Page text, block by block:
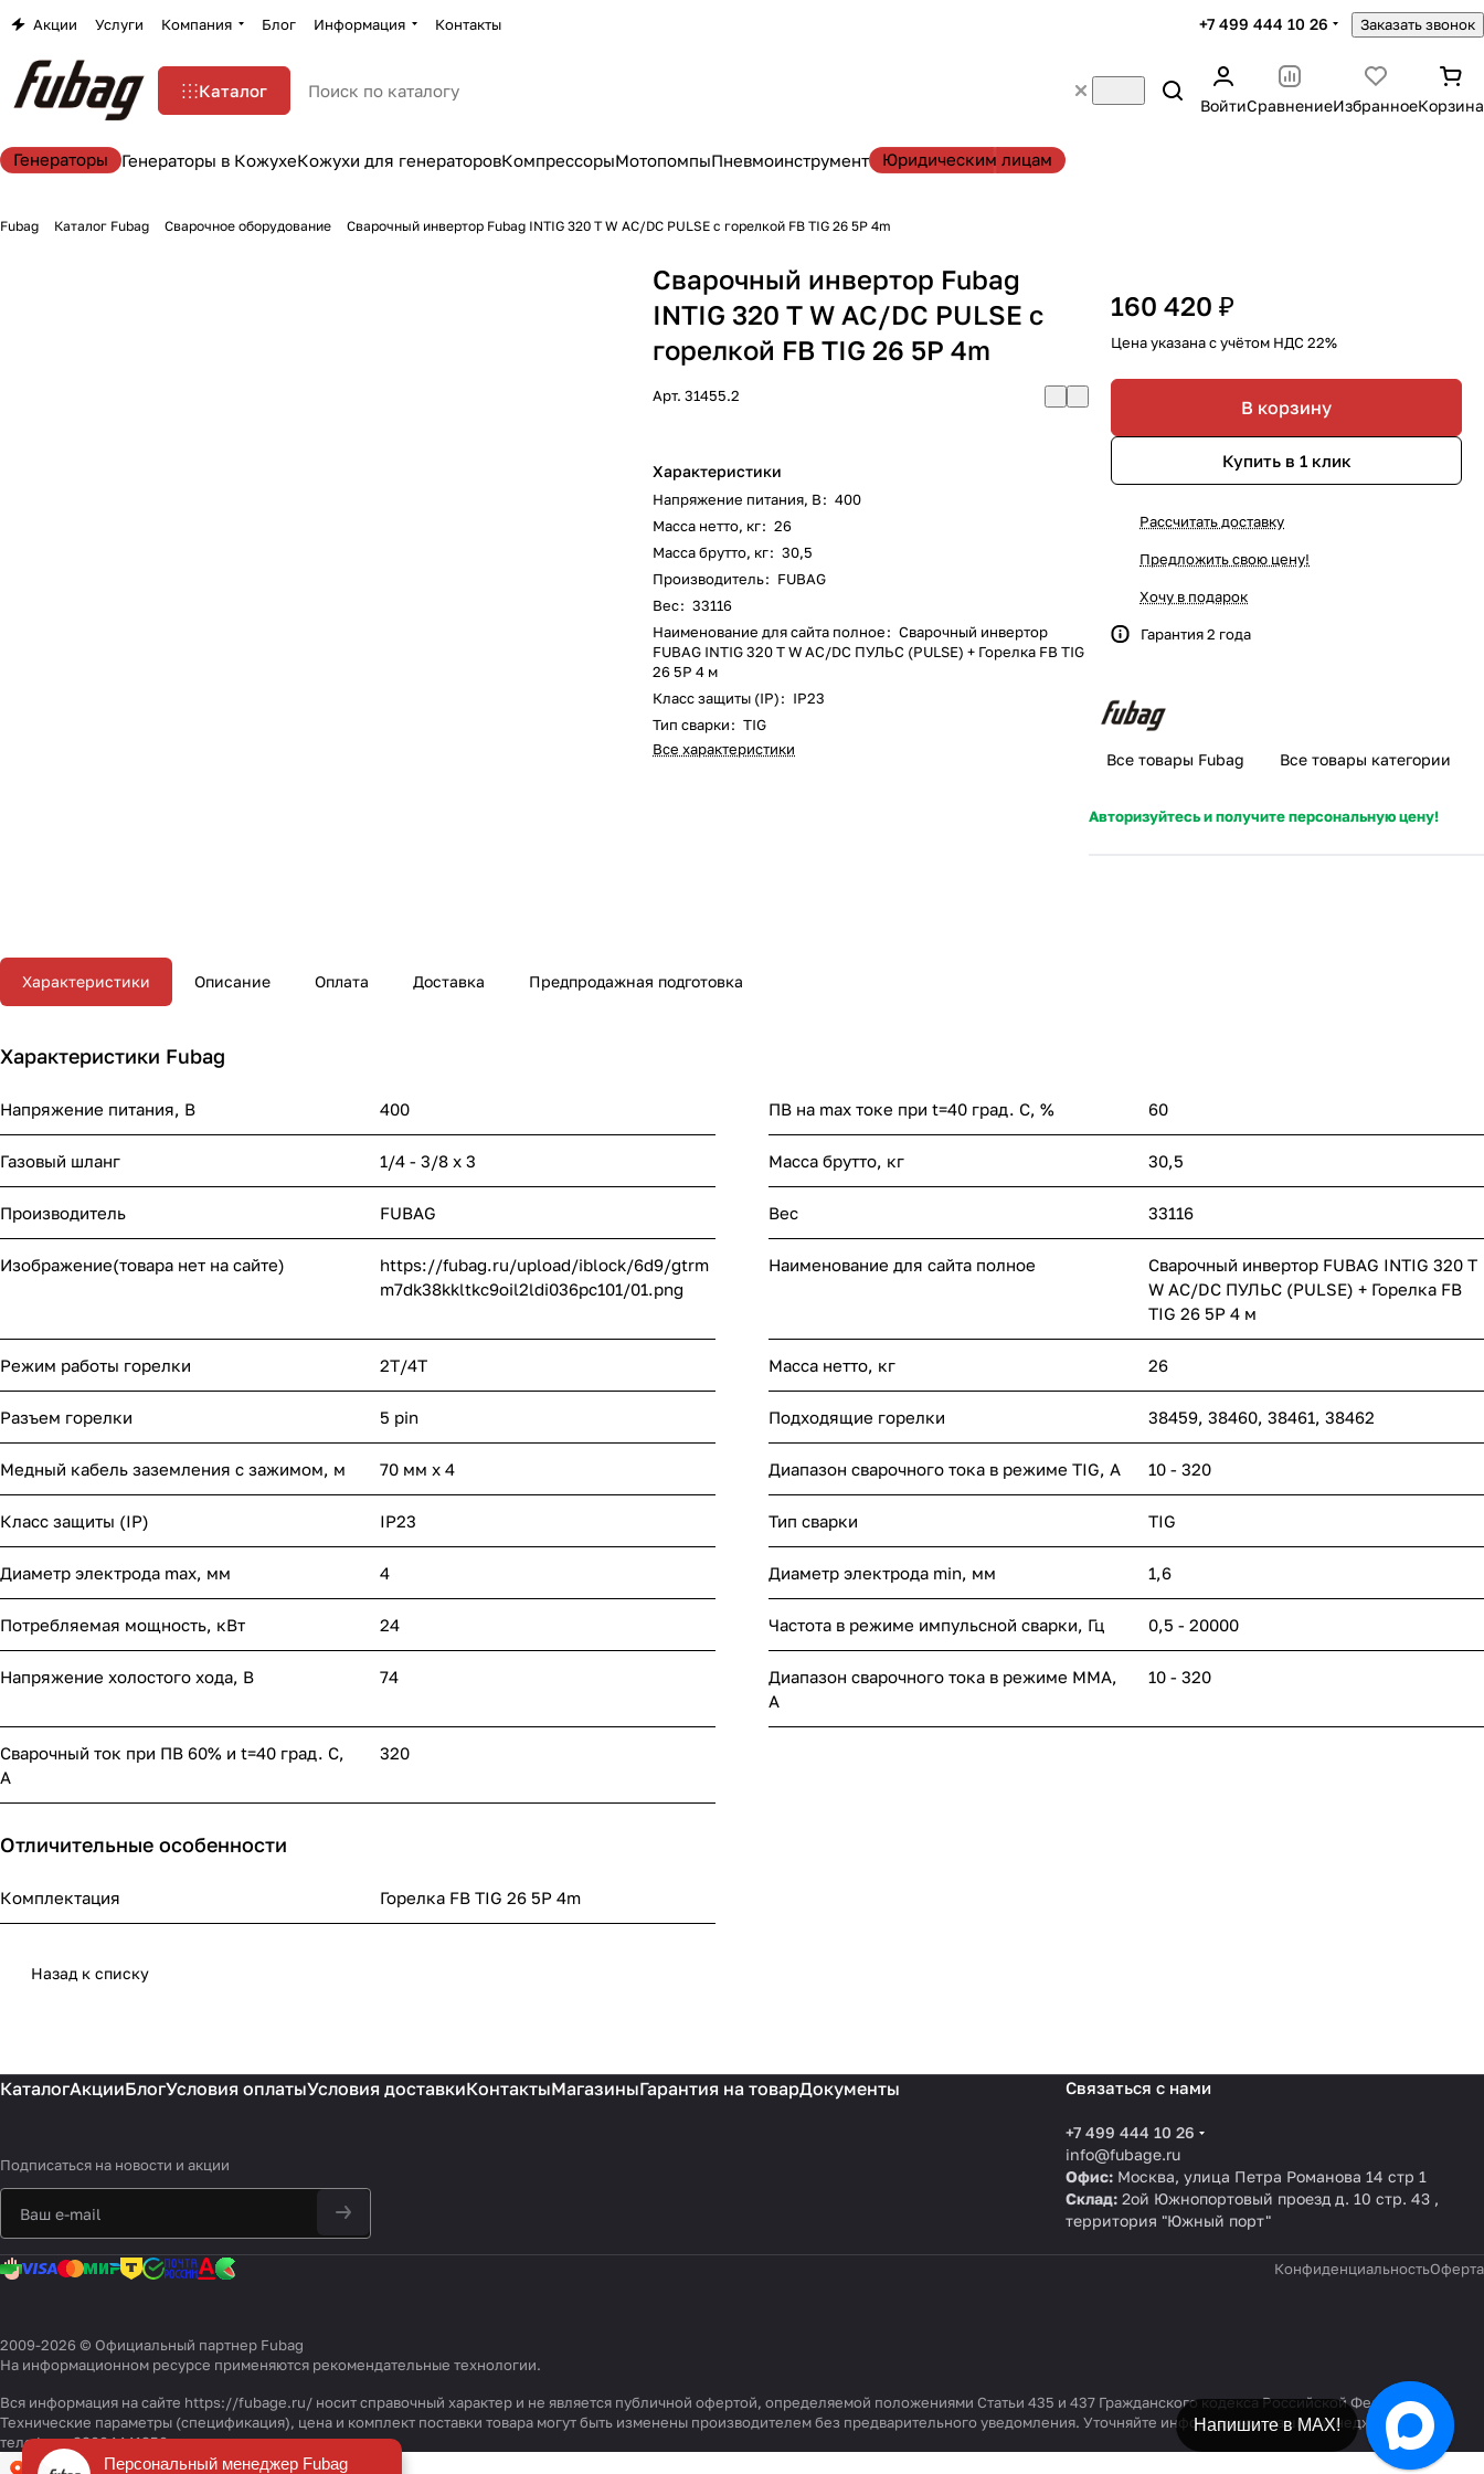
Акции Услуги Компания Блог Информация Контакты +7 499 444 10 26 Заказать звонок
Каталог
ВойтиСравнениеИзбранноеКорзина
Генераторы Генераторы в КожухеКожухи для генераторовКомпрессорыМотопомпыПневмоинструмент Юридическим лицам
Fubag Каталог Fubag Сварочное оборудование Сварочный инвертор Fubag INTIG 320 T W AC/DC PULSE с горелкой FB TIG 26 5P 4m
Сварочный инвертор Fubag
INTIG 320 T W AC/DC PULSE с
горелкой FB TIG 26 5P 4m
Арт.31455.2
Характеристики
Напряжение питания, В: 400
Масса нетто, кг: 26
Масса брутто, кг: 30,5
Производитель: FUBAG
Вес: 33116
Наименование для сайта полное: Сварочный инвертор
FUBAG INTIG 320 T W AC/DC ПУЛЬС (PULSE) + Горелка FB TIG
26 5P 4 м
Класс защиты (IP): IP23
Тип сварки: TIG
Все характеристики
160 420 ₽
Цена указана с учётом НДС 22%
В корзину
Купить в 1 клик
Рассчитать доставку
Предложить свою цену!
Хочу в подарок
Гарантия 2 года
Все товары Fubag Все товары категории
Авторизуйтесь и получите персональную цену!
Характеристики Описание Оплата Доставка Предпродажная подготовка
Характеристики Fubag
Напряжение питания, В 400 ПВ на max токе при t=40 град. С, % 60
Газовый шланг 1/4 - 3/8 x 3 Масса брутто, кг 30,5
Производитель FUBAG Вес 33116
Изображение(товара нет на сайте)
https://fubag.ru/upload/iblock/6d9/gtrm
m7dk38kkltkc9oil2ldi036pc101/01.png
Наименование для сайта полное
Сварочный инвертор FUBAG INTIG 320 T
W AC/DC ПУЛЬС (PULSE) + Горелка FB
TIG 26 5P 4 м
Режим работы горелки 2T/4T Масса нетто, кг 26
Разъем горелки 5 pin Подходящие горелки 38459, 38460, 38461, 38462
Медный кабель заземления с зажимом, м 70 мм х 4 Диапазон сварочного тока в режиме TIG, А 10 - 320
Класс защиты (IP) IP23 Тип сварки TIG
Диаметр электрода max, мм 4 Диаметр электрода min, мм 1,6
Потребляемая мощность, кВт 24 Частота в режиме импульсной сварки, Гц 0,5 - 20000
Напряжение холостого хода, В 74
Диапазон сварочного тока в режиме ММА,
А
10 - 320
Сварочный ток при ПВ 60% и t=40 град. С,
А
320
Отличительные особенности
Комплектация Горелка FB TIG 26 5P 4m
Назад к списку
КаталогАкцииБлогУсловия оплатыУсловия доставкиКонтактыМагазиныГарантия на товарДокументы
Подписаться на новости и акции
Связаться с нами
+7 499 444 10 26
info@fubage.ru
Офис:Москва, улица Петра Романова 14 стр 1
Склад:2ой Южнопортовый проезд д. 10 стр. 43 ,
территория "Южный порт"
КонфиденциальностьОферта
2009-2026 © Официальный партнер Fubag
На информационном ресурсе применяются рекомендательные технологии.
Вся информация на сайте https://fubage.ru/ носит справочный характер и не является публичной офертой, определяемой положениями Статьи 435 и 437 Гражданского кодекса Российской Федерации.
Технические параметры (спецификация), цена и комплект поставки товара могут быть изменены производителем без предварительного уведомления. Уточняйте информацию у наших менеджеров по
телефону 88004441850
Персональный менеджер Fubag
Напишите в Telegram!